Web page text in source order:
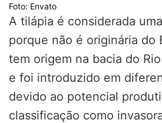
Foto: Envato
A tilápia é considerada
porque não é originária do
tem origem na bacia do
e foi introduzido em
devido ao potencial
classificação como